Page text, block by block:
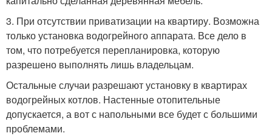
3. При отсутствии приватизации на квартиру. Возможна
только установка водогрейного аппарата. Все дело в
том, что потребуется перепланировка, которую
разрешено выполнять лишь владельцам.
Остальные случаи разрешают установку в квартирах
водогрейных котлов. Настенные отопительные
допускается, а вот с напольными все будет с большими
проблемами.